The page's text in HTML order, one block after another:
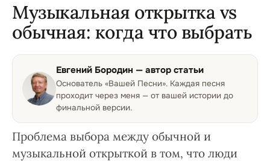
Музыкальная открытка vs
обычная: когда что выбрать
Евгений Бородин — автор статьи
Основатель «Вашей Песни». Каждая песня
проходит через меня — от вашей истории до
финальной версии.
Проблема выбора между обычной и
музыкальной открыткой в том, что люди